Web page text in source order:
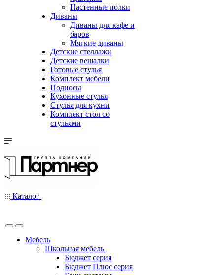
Настенные полки
Диваны
Диваны для кафе и
баров
Мягкие диваны
Детские стеллажи
Детские вешалки
Готовые стулья
Комплект мебели
Подносы
Кухонные стулья
Стулья для кухни
Комплект стол со
стульями
Каталог
Мебель
Школьная мебель
Бюджет серия
Бюджет Плюс серия